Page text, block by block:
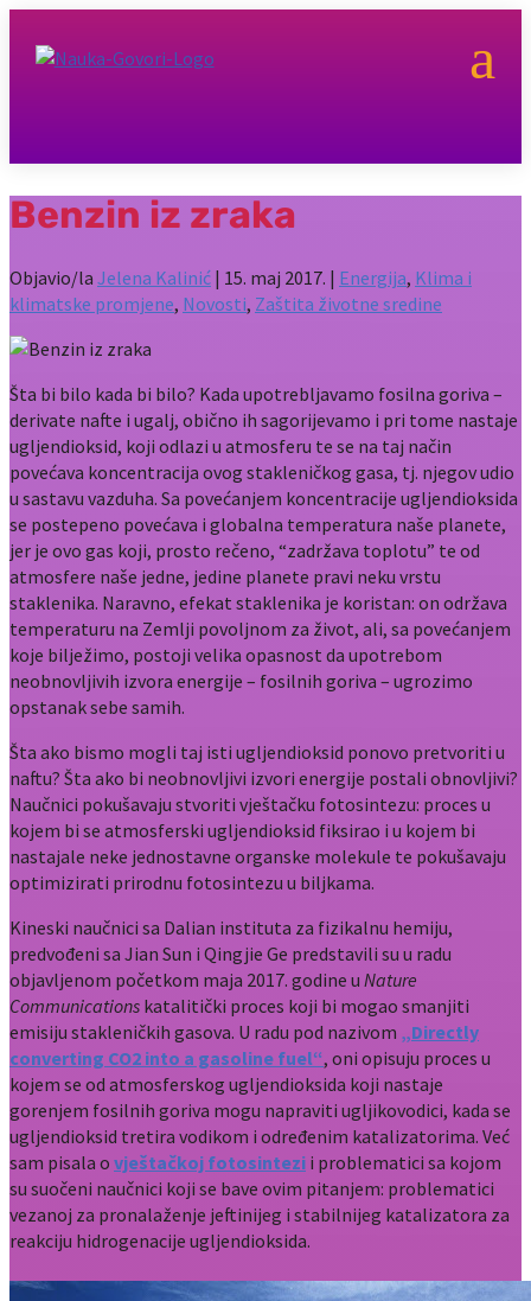
a
Benzin iz zraka
Objavio/la Jelena Kalinić | 15. maj 2017. | Energija, Klima i
klimatske promjene, Novosti, Zaštita životne sredine
Šta bi bilo kada bi bilo? Kada upotrebljavamo fosilna goriva –
derivate nafte i ugalj, obično ih sagorijevamo i pri tome nastaje
ugljendioksid, koji odlazi u atmosferu te se na taj način
povećava koncentracija ovog stakleničkog gasa, tj. njegov udio
u sastavu vazduha. Sa povećanjem koncentracije ugljendioksida
se postepeno povećava i globalna temperatura naše planete,
jer je ovo gas koji, prosto rečeno, “zadržava toplotu” te od
atmosfere naše jedne, jedine planete pravi neku vrstu
staklenika. Naravno, efekat staklenika je koristan: on održava
temperaturu na Zemlji povoljnom za život, ali, sa povećanjem
koje bilježimo, postoji velika opasnost da upotrebom
neobnovljivih izvora energije – fosilnih goriva – ugrozimo
opstanak sebe samih.
Šta ako bismo mogli taj isti ugljendioksid ponovo pretvoriti u
naftu? Šta ako bi neobnovljivi izvori energije postali obnovljivi?
Naučnici pokušavaju stvoriti vještačku fotosintezu: proces u
kojem bi se atmosferski ugljendioksid fiksirao i u kojem bi
nastajale neke jednostavne organske molekule te pokušavaju
optimizirati prirodnu fotosintezu u biljkama.
Kineski naučnici sa Dalian instituta za fizikalnu hemiju,
predvođeni sa Jian Sun i Qingjie Ge predstavili su u radu
objavljenom početkom maja 2017. godine u Nature
Communications katalitički proces koji bi mogao smanjiti
emisiju stakleničkih gasova. U radu pod nazivom „Directly
converting CO2 into a gasoline fuel“, oni opisuju proces u
kojem se od atmosferskog ugljendioksida koji nastaje
gorenjem fosilnih goriva mogu napraviti ugljikovodici, kada se
ugljendioksid tretira vodikom i određenim katalizatorima. Već
sam pisala o vještačkoj fotosintezi i problematici sa kojom
su suočeni naučnici koji se bave ovim pitanjem: problematici
vezanoj za pronalaženje jeftinijeg i stabilnijeg katalizatora za
reakciju hidrogenacije ugljendioksida.